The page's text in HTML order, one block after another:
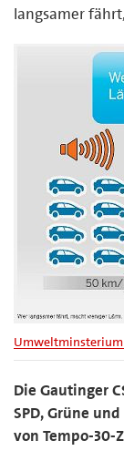
langsamer
Umweltminsterium
Die Gautinger
SPD, Grüne
von Tempo-30-